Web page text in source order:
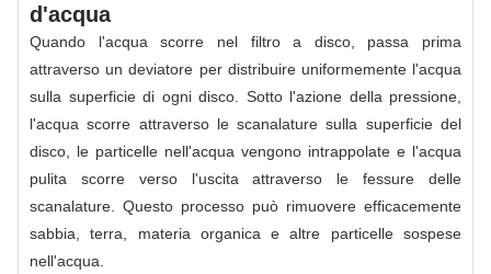
d'acqua
Quando l'acqua scorre nel filtro a disco, passa prima
attraverso un deviatore per distribuire uniformemente l'acqua
sulla superficie di ogni disco. Sotto l'azione della pressione,
l'acqua scorre attraverso le scanalature sulla superficie del
disco, le particelle nell'acqua vengono intrappolate e l'acqua
pulita scorre verso l'uscita attraverso le fessure delle
scanalature. Questo processo può rimuovere efficacemente
sabbia, terra, materia organica e altre particelle sospese
nell'acqua.